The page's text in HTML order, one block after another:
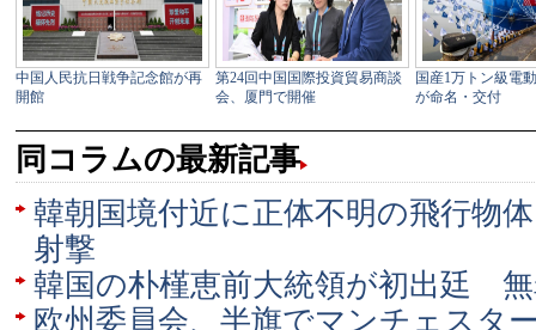
同コラムの最新記事
韓朝国境付近に正体不明の飛行物
射撃
韓国の朴槿恵前大統領が初出廷
欧州委員会、半旗でマンチェスタ